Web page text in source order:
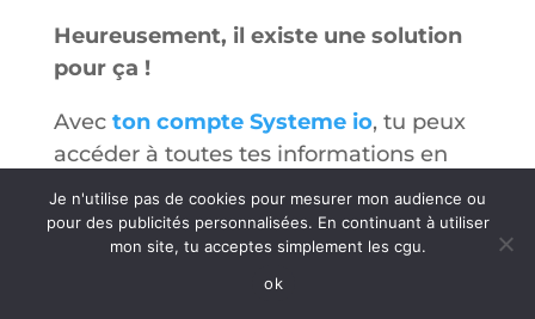
Heureusement, il existe une solution
pour ça !
Avec ton compte Systeme io, tu peux
accéder à toutes tes informations en
un clin d’œil. Que ce soit tes
abonnements, tes factures, tes cours
en ligne ou encore tes emails, tu peux
tout retrouver facilement sur ton
Je n'utilise pas de cookies pour mesurer mon audience ou
pour des publicités personnalisées. En continuant à utiliser
mon site, tu acceptes simplement les cgu.
ok